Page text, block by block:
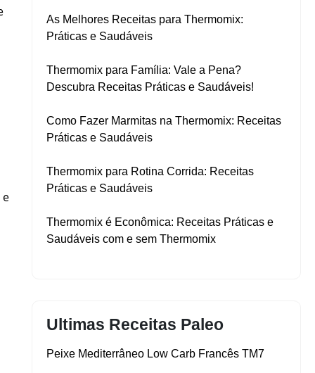
As Melhores Receitas para Thermomix:
Práticas e Saudáveis
Thermomix para Família: Vale a Pena?
Descubra Receitas Práticas e Saudáveis!
Como Fazer Marmitas na Thermomix: Receitas
Práticas e Saudáveis
Thermomix para Rotina Corrida: Receitas
Práticas e Saudáveis
Thermomix é Econômica: Receitas Práticas e
Saudáveis com e sem Thermomix
Ultimas Receitas Paleo
Peixe Mediterrâneo Low Carb Francês TM7